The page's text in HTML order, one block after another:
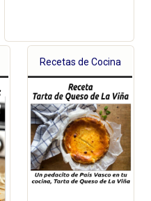
Recetas de Cocina